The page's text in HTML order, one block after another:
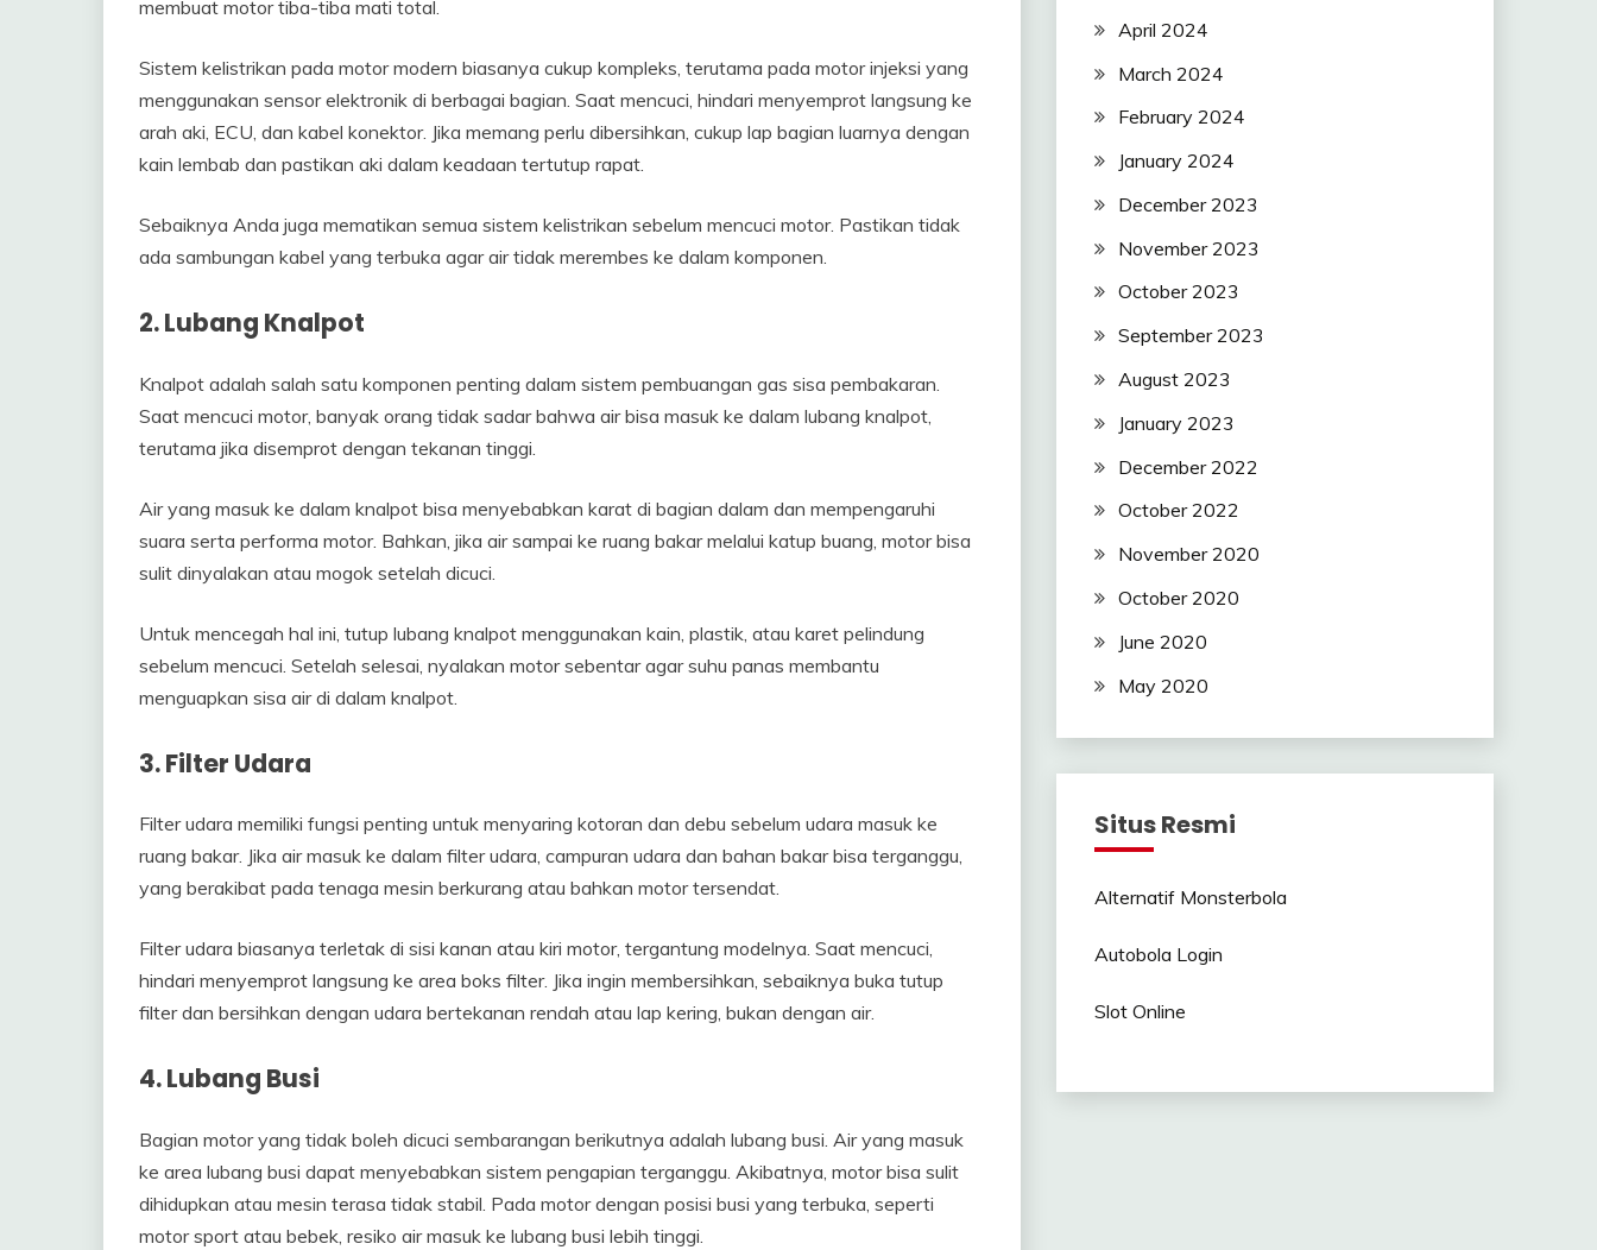
membuat motor tiba-tiba mati total.
Sistem kelistrikan pada motor modern biasanya cukup kompleks, terutama pada motor injeksi yang
menggunakan sensor elektronik di berbagai bagian. Saat mencuci, hindari menyemprot langsung ke
arah aki, ECU, dan kabel konektor. Jika memang perlu dibersihkan, cukup lap bagian luarnya dengan
kain lembab dan pastikan aki dalam keadaan tertutup rapat.
Sebaiknya Anda juga mematikan semua sistem kelistrikan sebelum mencuci motor. Pastikan tidak
ada sambungan kabel yang terbuka agar air tidak merembes ke dalam komponen.
2. Lubang Knalpot
Knalpot adalah salah satu komponen penting dalam sistem pembuangan gas sisa pembakaran.
Saat mencuci motor, banyak orang tidak sadar bahwa air bisa masuk ke dalam lubang knalpot,
terutama jika disemprot dengan tekanan tinggi.
Air yang masuk ke dalam knalpot bisa menyebabkan karat di bagian dalam dan mempengaruhi
suara serta performa motor. Bahkan, jika air sampai ke ruang bakar melalui katup buang, motor bisa
sulit dinyalakan atau mogok setelah dicuci.
Untuk mencegah hal ini, tutup lubang knalpot menggunakan kain, plastik, atau karet pelindung
sebelum mencuci. Setelah selesai, nyalakan motor sebentar agar suhu panas membantu
menguapkan sisa air di dalam knalpot.
3. Filter Udara
Filter udara memiliki fungsi penting untuk menyaring kotoran dan debu sebelum udara masuk ke
ruang bakar. Jika air masuk ke dalam filter udara, campuran udara dan bahan bakar bisa terganggu,
yang berakibat pada tenaga mesin berkurang atau bahkan motor tersendat.
Filter udara biasanya terletak di sisi kanan atau kiri motor, tergantung modelnya. Saat mencuci,
hindari menyemprot langsung ke area boks filter. Jika ingin membersihkan, sebaiknya buka tutup
filter dan bersihkan dengan udara bertekanan rendah atau lap kering, bukan dengan air.
4. Lubang Busi
Bagian motor yang tidak boleh dicuci sembarangan berikutnya adalah lubang busi. Air yang masuk
ke area lubang busi dapat menyebabkan sistem pengapian terganggu. Akibatnya, motor bisa sulit
dihidupkan atau mesin terasa tidak stabil. Pada motor dengan posisi busi yang terbuka, seperti
motor sport atau bebek, resiko air masuk ke lubang busi lebih tinggi.
April 2024
March 2024
February 2024
January 2024
December 2023
November 2023
October 2023
September 2023
August 2023
January 2023
December 2022
October 2022
November 2020
October 2020
June 2020
May 2020
Situs Resmi
Alternatif Monsterbola
Autobola Login
Slot Online